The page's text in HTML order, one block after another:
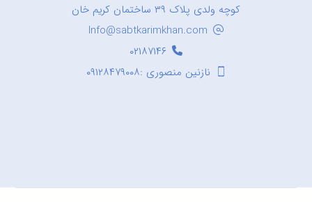
کوچه ولدی پلاک ۳۹ ساختمان کریم خان
Info@sabtkarimkhan.com
۰۲۱۸۷۱۴۶
نازنین منصوری :۰۹۱۲۸۴۷۹۰۰۸